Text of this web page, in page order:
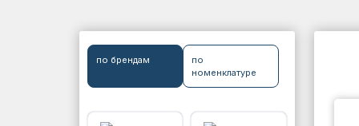
по брендам
по
номенклатуре